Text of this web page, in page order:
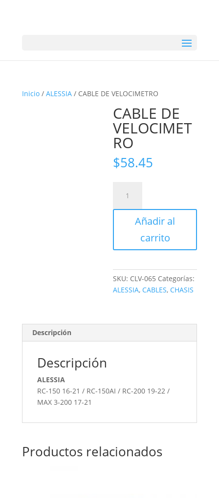
Inicio/ ALESSIA/ CABLE DE VELOCIMETRO
CABLE DE
VELOCIMET
RO
$58.45
VELOCIMETRO
cantidadAñadir al
carrito
SKU: CLV-065 Categorías:
ALESSIA, CABLES, CHASIS
Descripción
Descripción
ALESSIA
RC-150 16-21 / RC-150AI / RC-200 19-22 /
MAX 3-200 17-21
Productos relacionados